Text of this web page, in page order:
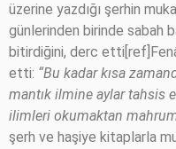
üzerine yazdığı şerhin
günlerinden birinde sabah
bitirdiğini, derc
etti: “Bu kadar kısa
mantık ilmine aylar tahsis
ilimleri okumaktan
şerh ve haşiye kitaplarla